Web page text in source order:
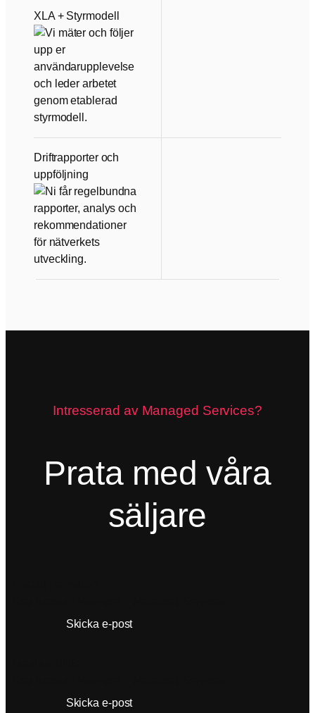
XLA + Styrmodell
Driftrapporter och
uppföljning
Intresserad av Managed Services?
Prata med våra
säljare
Skicka e-post
Skicka e-post